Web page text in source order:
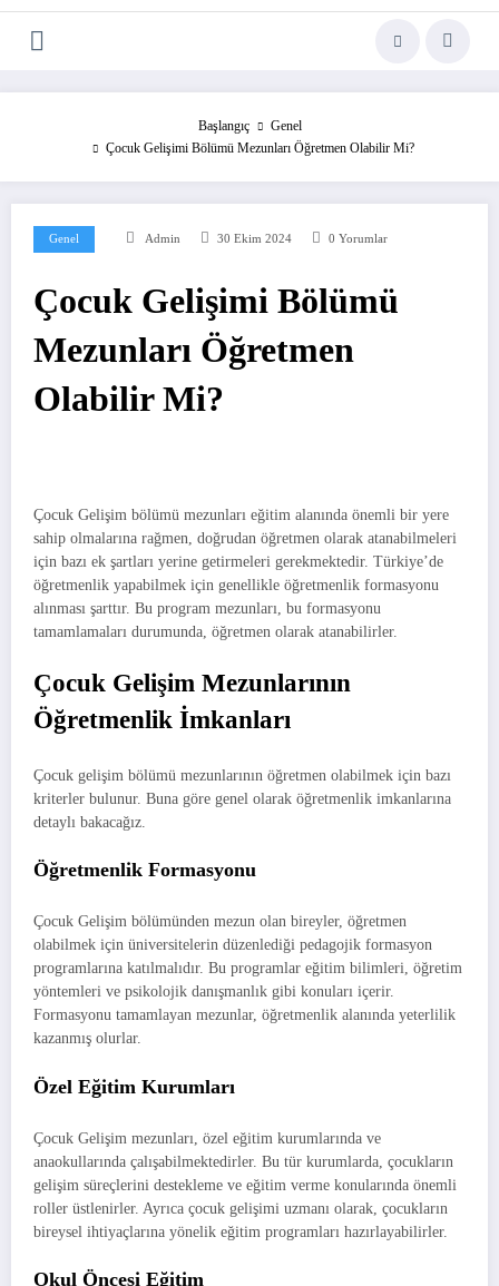
Başlangıç
Genel
Çocuk Gelişimi Bölümü Mezunları Öğretmen Olabilir Mi?
Genel Admin 30 Ekim 2024 0 Yorumlar
Çocuk Gelişimi Bölümü
Mezunları Öğretmen
Olabilir Mi?
Çocuk Gelişim bölümü mezunları eğitim alanında önemli bir yere
sahip olmalarına rağmen, doğrudan öğretmen olarak atanabilmeleri
için bazı ek şartları yerine getirmeleri gerekmektedir. Türkiye’de
öğretmenlik yapabilmek için genellikle öğretmenlik formasyonu
alınması şarttır. Bu program mezunları, bu formasyonu
tamamlamaları durumunda, öğretmen olarak atanabilirler.
Çocuk Gelişim Mezunlarının
Öğretmenlik İmkanları
Çocuk gelişim bölümü mezunlarının öğretmen olabilmek için bazı
kriterler bulunur. Buna göre genel olarak öğretmenlik imkanlarına
detaylı bakacağız.
Öğretmenlik Formasyonu
Çocuk Gelişim bölümünden mezun olan bireyler, öğretmen
olabilmek için üniversitelerin düzenlediği pedagojik formasyon
programlarına katılmalıdır. Bu programlar eğitim bilimleri, öğretim
yöntemleri ve psikolojik danışmanlık gibi konuları içerir.
Formasyonu tamamlayan mezunlar, öğretmenlik alanında yeterlilik
kazanmış olurlar.
Özel Eğitim Kurumları
Çocuk Gelişim mezunları, özel eğitim kurumlarında ve
anaokullarında çalışabilmektedirler. Bu tür kurumlarda, çocukların
gelişim süreçlerini destekleme ve eğitim verme konularında önemli
roller üstlenirler. Ayrıca çocuk gelişimi uzmanı olarak, çocukların
bireysel ihtiyaçlarına yönelik eğitim programları hazırlayabilirler.
Okul Öncesi Eğitim